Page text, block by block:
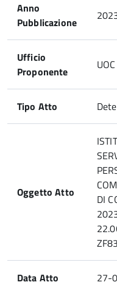
Anno
Pubblicazione
Ufficio
Proponente
Tipo Atto
Oggetto Atto
DI
Data Atto 27-